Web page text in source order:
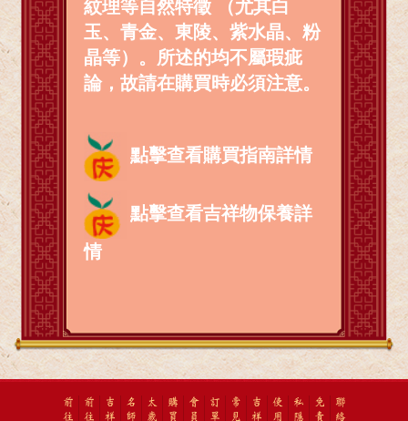
紋理等自然特徵 （尤其白
玉、青金、東陵、紫水晶、粉
晶等）。所述的均不屬瑕疵
論，故請在購買時必須注意。
點擊查看購買指南詳情
點擊查看吉祥物保養詳
情
前
往
前
往
吉
祥
名
師
太
歲
購
買
會
員
訂
單
常
見
吉
祥
使
用
私
隱
免
責
聯
絡